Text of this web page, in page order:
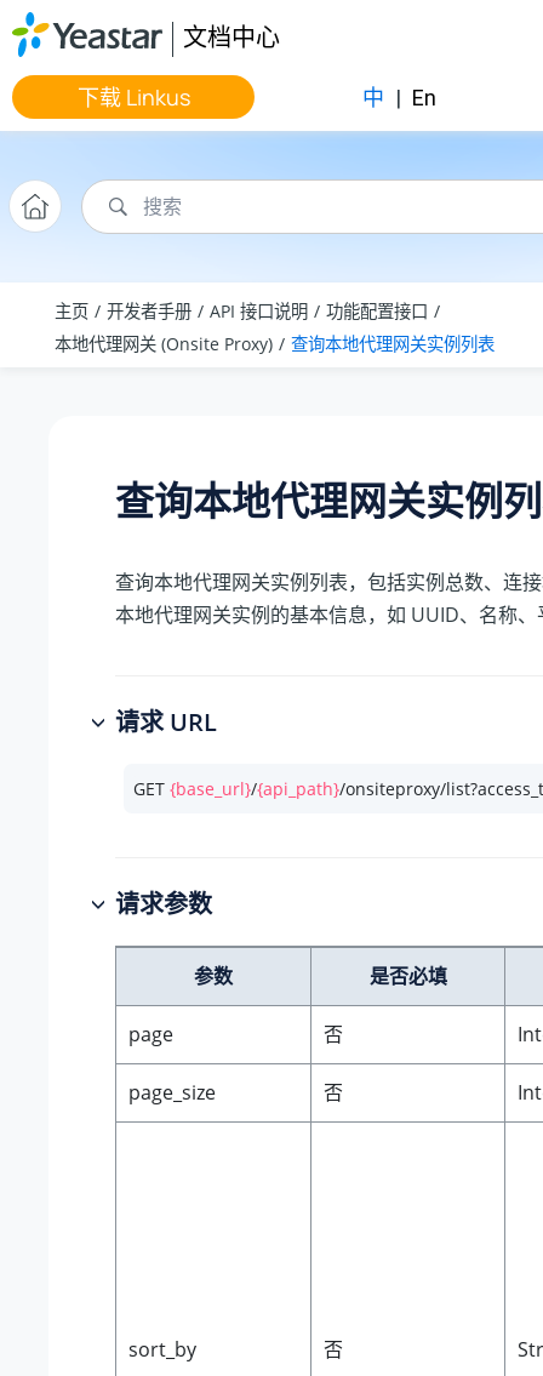
跳转到主要内容
文档中心
下载 Linkus 中 | En
主页 开发者手册 API 接口说明
功能配置接口
本地代理网关 (Onsite Proxy)
查询本地代理网关实例列表
查询本地代理网关实例
查询本地代理网关实例列表，包括实例总数、连
本地代理网关实例的基本信息，如 UUID、名称、
请求 URL
GET {base_url}/{api_path}/onsiteproxy/
请求参数
参数 是否必填
page 否
page_size 否
sort_by 否